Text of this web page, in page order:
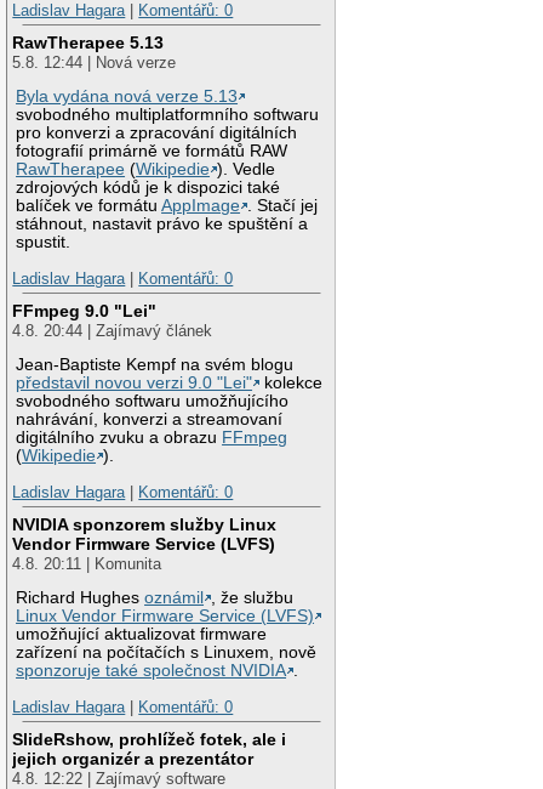
Ladislav Hagara| Komentářů: 0
RawTherapee 5.13
5.8. 12:44 | Nová verze
Byla vydána nová verze 5.13
svobodného multiplatformního softwaru
pro konverzi a zpracování digitálních
fotografií primárně ve formátů RAW
RawTherapee (Wikipedie ). Vedle
zdrojových kódů je k dispozici také
balíček ve formátuAppImage . Stačí jej
stáhnout, nastavit právo ke spuštění a
spustit.
Ladislav Hagara| Komentářů: 0
FFmpeg 9.0 "Lei"
4.8. 20:44 | Zajímavý článek
Jean-Baptiste Kempf na svém blogu
představil novou verzi 9.0 "Lei"
kolekce
svobodného softwaru umožňujícího
nahrávání, konverzi a streamovaní
digitálního zvuku a obrazu FFmpeg
(Wikipedie ).
Ladislav Hagara| Komentářů: 0
NVIDIA sponzorem služby Linux
Vendor Firmware Service (LVFS)
4.8. 20:11 | Komunita
Richard Hughesoznámil
, že službu
Linux Vendor Firmware Service (LVFS)
umožňující aktualizovat firmware
zařízení na počítačích s Linuxem, nově
sponzoruje také společnost NVIDIA .
Ladislav Hagara| Komentářů: 0
SlideRshow, prohlížeč fotek, ale i
jejich organizér a prezentátor
4.8. 12:22 | Zajímavý software